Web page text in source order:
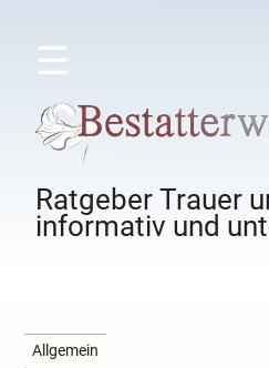
☰
Ratgeber Trauer
informativ und
Allgemein